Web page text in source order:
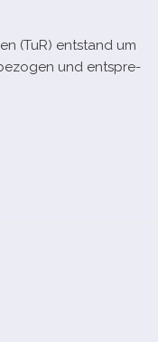
(TuR) ent­stand um
und ent­spre­